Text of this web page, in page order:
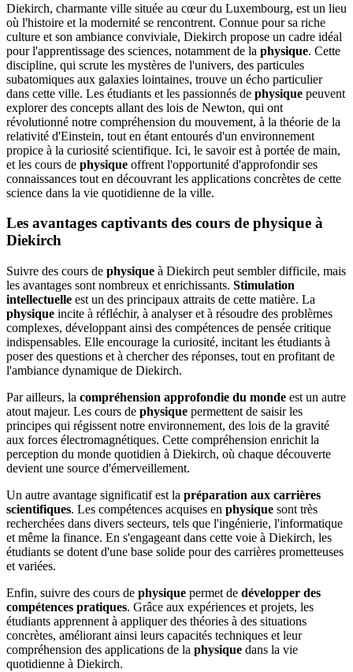
Diekirch, charmante ville située au cœur du Luxembourg, est un lieu
où l'histoire et la modernité se rencontrent. Connue pour sa riche
culture et son ambiance conviviale, Diekirch propose un cadre idéal
pour l'apprentissage des sciences, notamment de la physique. Cette
discipline, qui scrute les mystères de l'univers, des particules
subatomiques aux galaxies lointaines, trouve un écho particulier
dans cette ville. Les étudiants et les passionnés de physique peuvent
explorer des concepts allant des lois de Newton, qui ont
révolutionné notre compréhension du mouvement, à la théorie de la
relativité d'Einstein, tout en étant entourés d'un environnement
propice à la curiosité scientifique. Ici, le savoir est à portée de main,
et les cours de physique offrent l'opportunité d'approfondir ses
connaissances tout en découvrant les applications concrètes de cette
science dans la vie quotidienne de la ville.
Les avantages captivants des cours de physique à
Diekirch
Suivre des cours de physique à Diekirch peut sembler difficile, mais
les avantages sont nombreux et enrichissants. Stimulation
intellectuelle est un des principaux attraits de cette matière. La
physique incite à réfléchir, à analyser et à résoudre des problèmes
complexes, développant ainsi des compétences de pensée critique
indispensables. Elle encourage la curiosité, incitant les étudiants à
poser des questions et à chercher des réponses, tout en profitant de
l'ambiance dynamique de Diekirch.
Par ailleurs, la compréhension approfondie du monde est un autre
atout majeur. Les cours de physique permettent de saisir les
principes qui régissent notre environnement, des lois de la gravité
aux forces électromagnétiques. Cette compréhension enrichit la
perception du monde quotidien à Diekirch, où chaque découverte
devient une source d'émerveillement.
Un autre avantage significatif est la préparation aux carrières
scientifiques. Les compétences acquises en physique sont très
recherchées dans divers secteurs, tels que l'ingénierie, l'informatique
et même la finance. En s'engageant dans cette voie à Diekirch, les
étudiants se dotent d'une base solide pour des carrières prometteuses
et variées.
Enfin, suivre des cours de physique permet de développer des
compétences pratiques. Grâce aux expériences et projets, les
étudiants apprennent à appliquer des théories à des situations
concrètes, améliorant ainsi leurs capacités techniques et leur
compréhension des applications de la physique dans la vie
quotidienne à Diekirch.